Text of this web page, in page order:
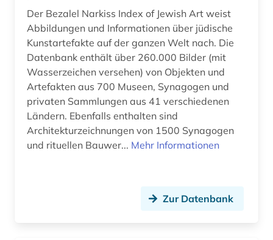
bildnismalerei (2)
bildpostkarte (4)
bildsammlung (1)
bildstein (1)
bildstock (2)
Der Bezalel Narkiss Index of Jewish Art weist
Abbildungen und Informationen über jüdische
Kunstartefakte auf der ganzen Welt nach. Die
Datenbank enthält über 260.000 Bilder (mit
Wasserzeichen versehen) von Objekten und
Artefakten aus 700 Museen, Synagogen und
privaten Sammlungen aus 41 verschiedenen
Ländern. Ebenfalls enthalten sind
Architekturzeichnungen von 1500 Synagogen
und rituellen Bauwer... Mehr Informationen
Zur Datenbank